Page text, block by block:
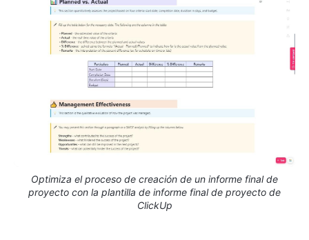
Optimiza el proceso de creación de un informe final de
proyecto con la plantilla de informe final de proyecto de
ClickUp